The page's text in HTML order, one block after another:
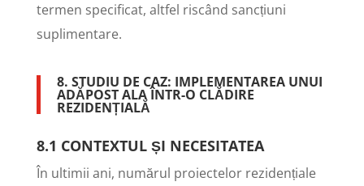
termen specificat, altfel riscând sancțiuni
suplimentare.
8. STUDIU DE CAZ: IMPLEMENTAREA UNUI
ADĂPOST ALA ÎNTR-O CLĂDIRE
REZIDENȚIALĂ
8.1 CONTEXTUL ȘI NECESITATEA
În ultimii ani, numărul proiectelor rezidențiale